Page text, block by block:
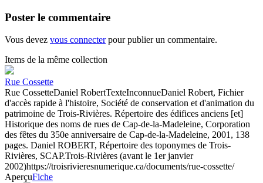
Poster le commentaire
Vous devez vous connecterpour publier un commentaire.
Items de la même collection
Rue Cossette
Rue CossetteDaniel RobertTexteInconnueDaniel Robert, Fichier
d'accès rapide à l'histoire, Société de conservation et d'animation du
patrimoine de Trois-Rivières. Répertoire des édifices anciens [et]
Historique des noms de rues de Cap-de-la-Madeleine, Corporation
des fêtes du 350e anniversaire de Cap-de-la-Madeleine, 2001, 138
pages. Daniel ROBERT, Répertoire des toponymes de Trois-
Rivières, SCAP.Trois-Rivières (avant le 1er janvier
2002)https://troisrivieresnumerique.ca/documents/rue-cossette/
AperçuFiche